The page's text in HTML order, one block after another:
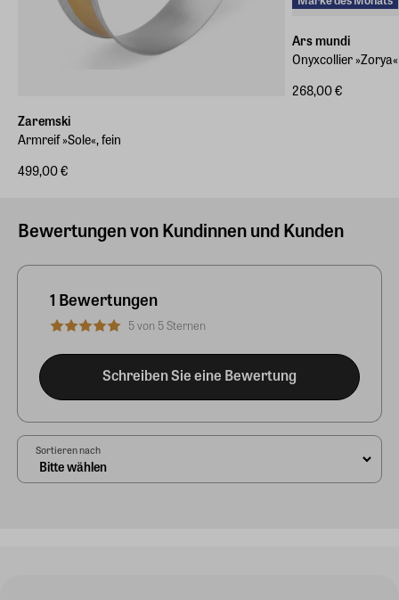
Zaremski
Armreif »Sole«, fein
499,00 €
Ars mundi
Onyxcollier »Zorya«
268,00 €
Bewertungen von Kundinnen und Kunden
1 Bewertungen
5 von 5 Sternen
Schreiben Sie eine Bewertung
Sortieren nach